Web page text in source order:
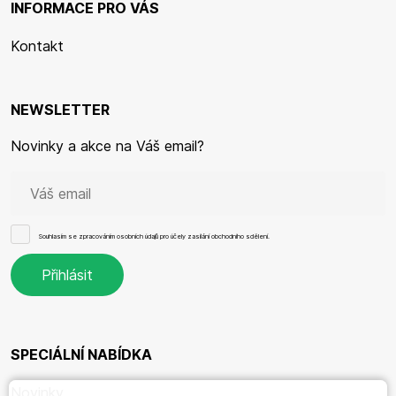
INFORMACE PRO VÁS
Kontakt
NEWSLETTER
Novinky a akce na Váš email?
Souhlasím se zpracováním osobních údajů pro účely zasílání obchodního sdělení.
SPECIÁLNÍ NABÍDKA